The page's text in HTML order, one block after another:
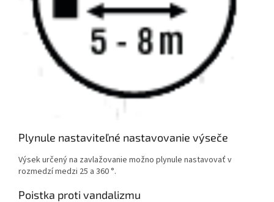
Plynule nastaviteľné nastavovanie výseče
Výsek určený na zavlažovanie možno plynule nastavovať v
rozmedzí medzi 25 a 360 °.
Poistka proti vandalizmu